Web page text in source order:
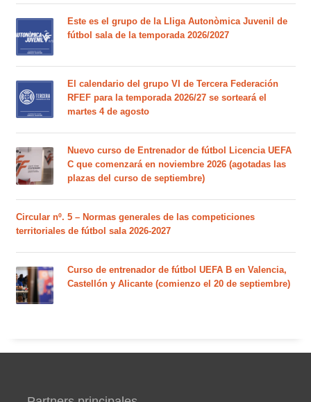
Este es el grupo de la Lliga Autonòmica Juvenil de
fútbol sala de la temporada 2026/2027
El calendario del grupo VI de Tercera Federación
RFEF para la temporada 2026/27 se sorteará el
martes 4 de agosto
Nuevo curso de Entrenador de fútbol Licencia UEFA
C que comenzará en noviembre 2026 (agotadas las
plazas del curso de septiembre)
Circular nº. 5 – Normas generales de las competiciones
territoriales de fútbol sala 2026-2027
Curso de entrenador de fútbol UEFA B en Valencia,
Castellón y Alicante (comienzo el 20 de septiembre)